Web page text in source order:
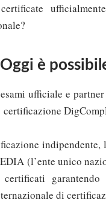
certificate
Oggi è
ufficiale e
certificazione
indipendente,
(l’ente unico
garantendo
di